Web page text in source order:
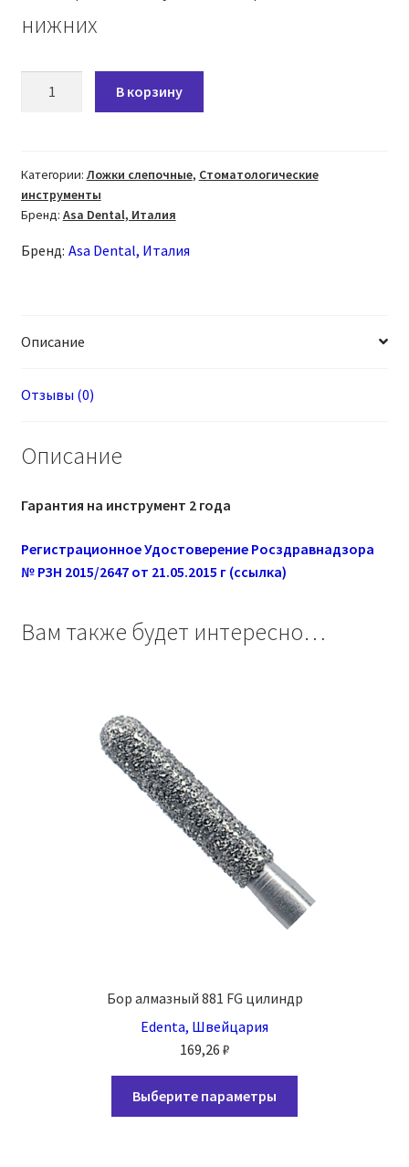
нижних
ORTHOBABY
ортодонтические
пластиковые.
Набор
из
2850-
В корзину
Категории:Ложки слепочные, Стоматологические
инструменты
Бренд: Asa Dental, Италия
Бренд: Asa Dental, Италия
Описание
Отзывы (0)
Описание
Гарантия на инструмент 2 года
Регистрационное Удостоверение Росздравнадзора
№ РЗН 2015/2647 от 21.05.2015 г (ссылка)
Вам также будет интересно…
Бор алмазный 881 FG цилиндр
Edenta, Швейцария
169,26 ₽
Выберите параметры